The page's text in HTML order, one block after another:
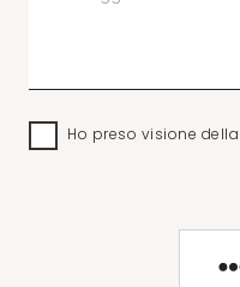
Ho preso visione della